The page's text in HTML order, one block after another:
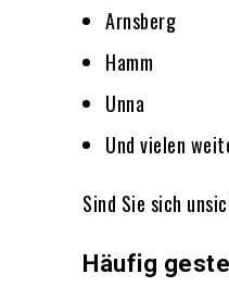
Arnsberg
Hamm
Unna
Und vielen
Sind Sie sich
Häufig